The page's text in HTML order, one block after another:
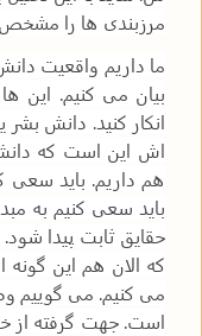
مرزبندی ها را مشخص
ما داریم واقعیت
بیان می کنیم. این
انکار کنید. دانش
اش این است که
هم داریم. باید سعی
باید سعی کنیم به
حقایق ثابت پیدا
که الان هم این
می کنیم. می گوییم
است. جهت گرفته از